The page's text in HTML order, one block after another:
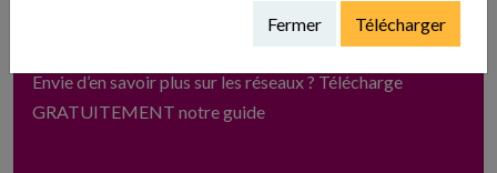
Fermer Télécharger
ADOPTE TON RÉSEAU
Envie d’en savoir plus sur les réseaux ? Télécharge
GRATUITEMENT notre guide